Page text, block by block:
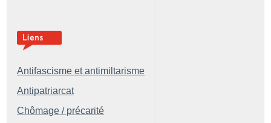
Antifascisme et antimiltarisme
Antipatriarcat
Chômage / précarité